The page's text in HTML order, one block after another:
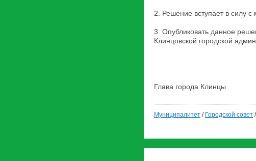
2. Решение вступает в силу с
3. Опубликовать данное
Клинцовской городской
Глава города
Муниципалитет / Городской совет /